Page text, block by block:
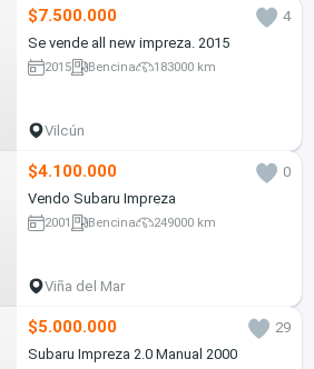
$7.500.000
4
Se vende all new impreza. 2015
2015 Bencina 183000 km
Vilcún
$4.100.000
0
Vendo Subaru Impreza
2001 Bencina 249000 km
Viña del Mar
$5.000.000
29
Subaru Impreza 2.0 Manual 2000